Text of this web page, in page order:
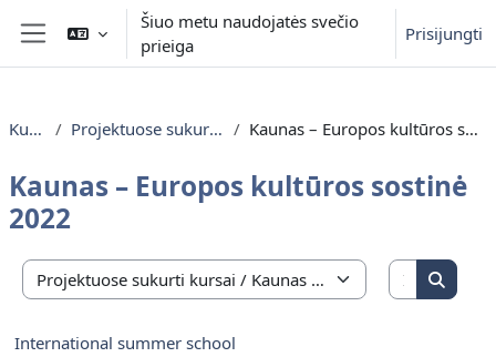
Pereiti į pagrindinį turinį
Šoninis skydelis
Šiuo metu naudojatės svečio
prieiga
Prisijungti
Kursai Projektuose sukurti kursai Kaunas – Europos kultūros sostinė 2022
Kaunas – Europos kultūros sostinė
2022
Kursų kategorijos
Ieškoti
Ieškoti
International summer school